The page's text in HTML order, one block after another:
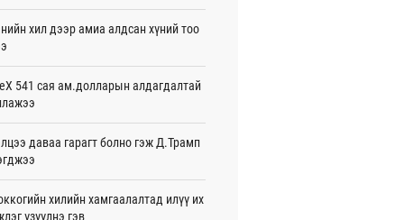
16 цаг 01 мин
Бангладешт эргэн ирэхээ
15 цаг 58 мин
15 цаг 54 мин
улсын хамтын ажиллагааны талаар
солилцов
хил дээр амиа алдсан хүний тоо
541 сая ам.долларын алдагдалтай
даваа гарагт болно гэж Д.Трамп
хилийн хамгаалалтад илүү их
үзүүлнэ гэв